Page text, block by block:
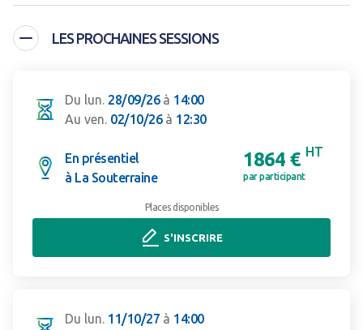
LES PROCHAINES SESSIONS
Du lun. 28/09/26à 14:00
Au ven. 02/10/26à 12:30
En présentiel
à La Souterraine
1864 € HT
par participant
Places disponibles
S'INSCRIRE
Du lun. 11/10/27 à 14:00